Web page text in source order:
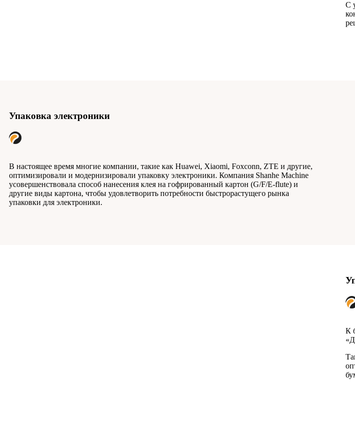
С
Упаковка электроники
В настоящее время многие компании, такие как Huawei, Xiaomi, Foxconn, ZTE и другие,
оптимизировали и модернизировали упаковку электроники. Компания Shanhe Machine
усовершенствовала способ нанесения клея на гофрированный картон (G/F/E-flute) и
другие виды картона, чтобы удовлетворить потребности быстрорастущего рынка
упаковки для электроники.
К